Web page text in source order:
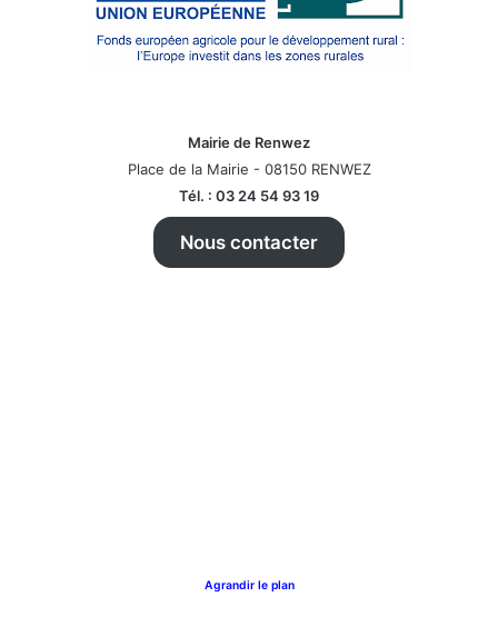
Mairie de Renwez
Place de la Mairie - 08150 RENWEZ
Tél. : 03 24 54 93 19
Nous contacter
Agrandir le plan